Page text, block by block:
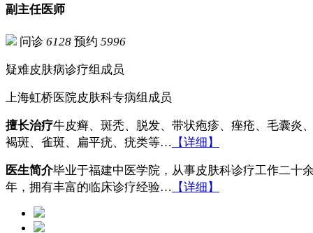
副主任医师
问诊 6128 预约 5996
疑难皮肤病诊疗组成员
上海虹桥医院皮肤科专病组成员
擅长治疗牛皮癣、斑秃、脱发、带状疱疹、痤疮、毛囊炎
褐斑、雀斑、扁平疣、疣类等…
【详细】
医生简介毕业于福建中医学院，从事皮肤科诊疗工作二十
年，拥有丰富的临床诊疗经验…
【详细】